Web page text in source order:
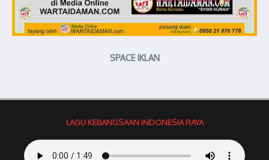
SPACE IKLAN
LAGU KEBANGSAAN INDONESIA RAYA